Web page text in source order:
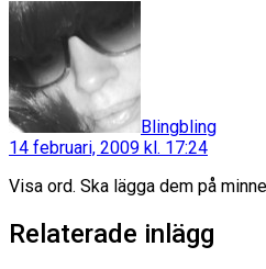
Blingbling
14 februari, 2009 kl. 17:24
Visa ord. Ska lägga dem på
Relaterade inlägg